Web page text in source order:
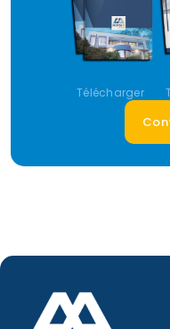
Télécharger